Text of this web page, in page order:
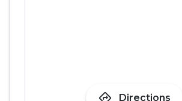
directions Directions